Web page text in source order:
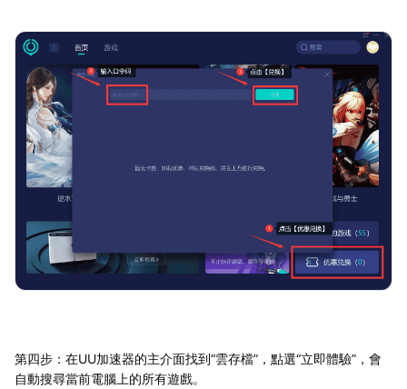
第四步：在UU加速器的主介面找到“雲存檔”，點選“立即體驗”，會
自動搜尋當前電腦上的所有遊戲。